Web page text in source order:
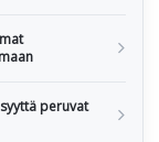
peruvat